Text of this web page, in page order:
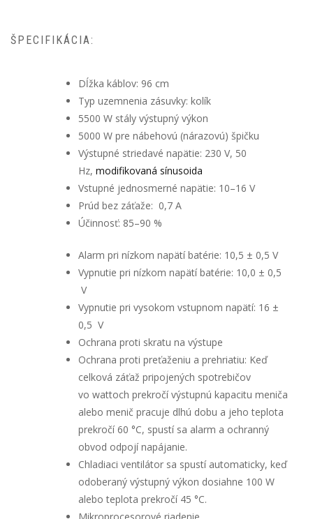
ŠPECIFIKÁCIA:
Dĺžka káblov: 96 cm
Typ uzemnenia zásuvky: kolík
5500 W stály výstupný výkon
5000 W pre nábehovú (nárazovú) špičku
Výstupné striedavé napätie: 230 V, 50
Hz, modifikovaná sínusoida
Vstupné jednosmerné napätie: 10–16 V
Prúd bez záťaže: 0,7 A
Účinnosť: 85–90 %
Alarm pri nízkom napätí batérie: 10,5 ± 0,5 V
Vypnutie pri nízkom napätí batérie: 10,0 ± 0,5
V
Vypnutie pri vysokom vstupnom napätí: 16 ±
0,5 V
Ochrana proti skratu na výstupe
Ochrana proti preťaženiu a prehriatiu: Keď
celková záťaž pripojených spotrebičov
vo wattoch prekročí výstupnú kapacitu meniča
alebo menič pracuje dlhú dobu a jeho teplota
prekročí 60 °C, spustí sa alarm a ochranný
obvod odpojí napájanie.
Chladiaci ventilátor sa spustí automaticky, keď
odoberaný výstupný výkon dosiahne 100 W
alebo teplota prekročí 45 °C.